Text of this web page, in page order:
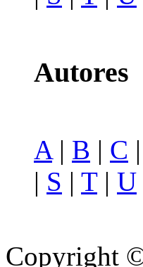
Autores
A | B | C |
| S | T| U
Copyright